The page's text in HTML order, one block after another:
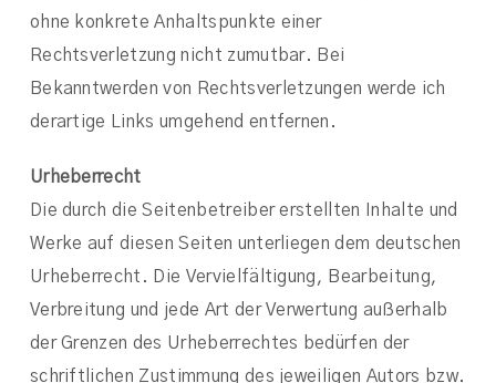
ohne konkrete Anhaltspunkte einer
Rechtsverletzung nicht zumutbar. Bei
Bekanntwerden von Rechtsverletzungen werde ich
derartige Links umgehend entfernen.
Urheberrecht
Die durch die Seitenbetreiber erstellten Inhalte und
Werke auf diesen Seiten unterliegen dem deutschen
Urheberrecht. Die Vervielfältigung, Bearbeitung,
Verbreitung und jede Art der Verwertung außerhalb
der Grenzen des Urheberrechtes bedürfen der
schriftlichen Zustimmung des jeweiligen Autors bzw.